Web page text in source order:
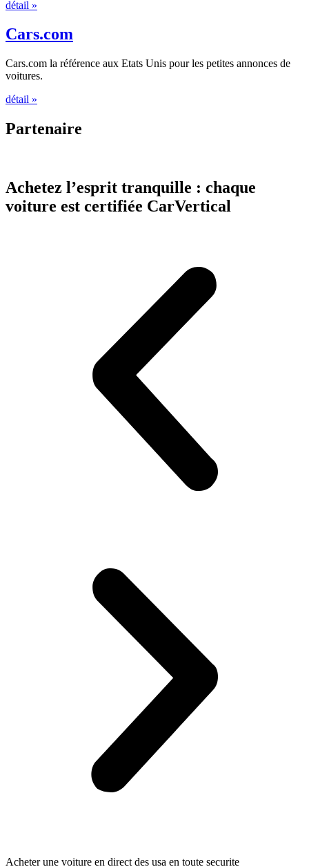
détail »
Cars.com
Cars.com la référence aux Etats Unis pour les petites annonces de
voitures.
détail »
Partenaire
Achetez l’esprit tranquille : chaque
voiture est certifiée CarVertical
Acheter une voiture en direct des usa en toute securite